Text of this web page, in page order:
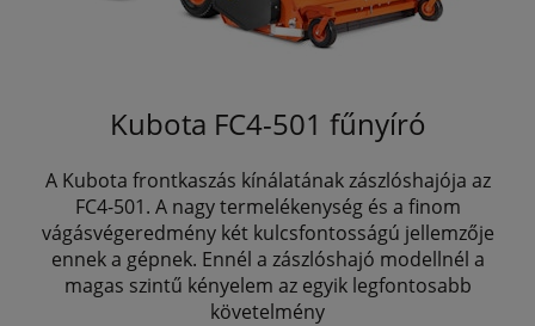
Kubota FC4-501 fűnyíró
A Kubota frontkaszás kínálatának zászlóshajója az
FC4-501. A nagy termelékenység és a finom
vágásvégeredmény két kulcsfontosságú jellemzője
ennek a gépnek. Ennél a zászlóshajó modellnél a
magas szintű kényelem az egyik legfontosabb
követelmény